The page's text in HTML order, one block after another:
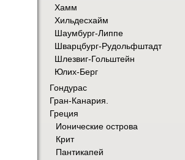
Хамм
Хильдесхайм
Шаумбург-Липпе
Шварцбург-Рудольфштадт
Шлезвиг-Гольштейн
Юлих-Берг
Гондурас
Гран-Канария.
Греция
Ионические острова
Крит
Пантикапей